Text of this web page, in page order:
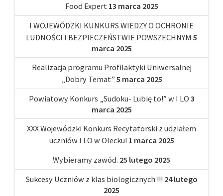
Food Expert 13 marca 2025
I WOJEWÓDZKI KUNKURS WIEDZY O OCHRONIE
LUDNOŚCI I BEZPIECZEŃSTWIE POWSZECHNYM 5
marca 2025
Realizacja programu Profilaktyki Uniwersalnej
„Dobry Temat” 5 marca 2025
Powiatowy Konkurs „Sudoku- Lubię to!” w I LO 3
marca 2025
XXX Wojewódzki Konkurs Recytatorski z udziałem
uczniów I LO w Olecku! 1 marca 2025
Wybieramy zawód. 25 lutego 2025
Sukcesy Uczniów z klas biologicznych !!! 24 lutego
2025